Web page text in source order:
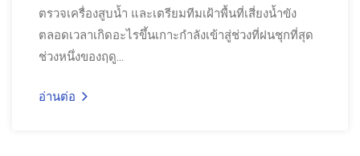
ตรวจเครื่องสูบน้ำ และเตรียมทีมเฝ้าพื้นที่เสี่ยงน้ำขัง
ตลอดเวลาเกิดอะไรขึ้นเกาะกำลังเข้าสู่ช่วงที่ฝนชุกที่สุด
ช่วงหนึ่งของฤดู...
อ่านต่อ